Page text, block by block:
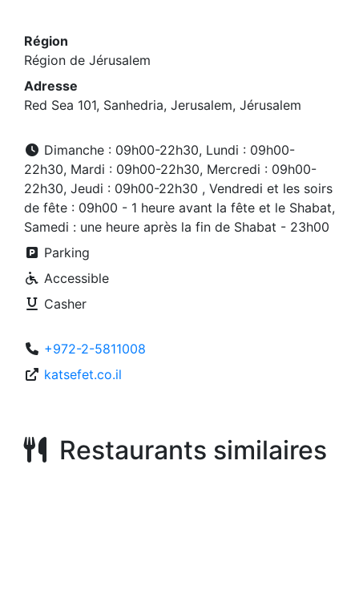
Région
Région de Jérusalem
Adresse
Red Sea 101, Sanhedria, Jerusalem, Jérusalem
Dimanche : 09h00-22h30, Lundi : 09h00-
22h30, Mardi : 09h00-22h30, Mercredi : 09h00-
22h30, Jeudi : 09h00-22h30 , Vendredi et les soirs
de fête : 09h00 - 1 heure avant la fête et le Shabat,
Samedi : une heure après la fin de Shabat - 23h00
Parking
Accessible
Casher
+972-2-5811008
katsefet.co.il
Restaurants similaires